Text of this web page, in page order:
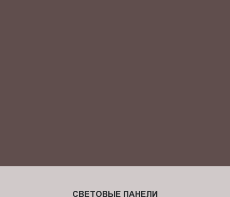
СВЕТОВЫЕ ПАНЕЛИ